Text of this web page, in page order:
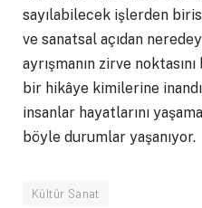
sayılabilecek işlerden
ve sanatsal açıdan
ayrışmanın zirve
bir hikâye kimilerine
insanlar hayatlarını
böyle durumlar yaşanıyor.
Kültür Sanat